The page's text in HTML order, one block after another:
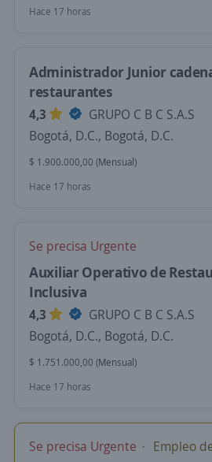
Hace 17 horas
Administrador Junior
restaurantes
4,3
GRUPO C B C S.A.S
Bogotá, D.C., Bogotá, D.C.
$ 1.900.000,00 (Mensual)
Hace 17 horas
Se precisa Urgente
Auxiliar Operativo de
Inclusiva
4,3
GRUPO C B C S.A.S
Bogotá, D.C., Bogotá, D.C.
$ 1.751.000,00 (Mensual)
Hace 17 horas
Se precisa Urgente Empleo